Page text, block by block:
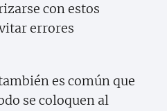
con estos
errores
es común que
se coloquen al